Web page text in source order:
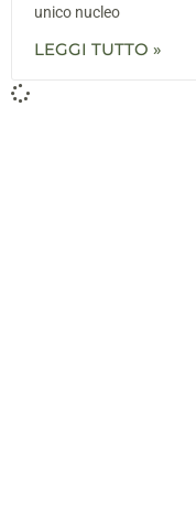
unico nucleo
LEGGI TUTTO »